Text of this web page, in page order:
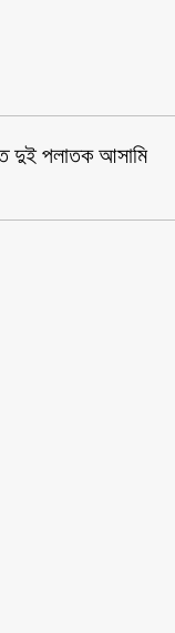
দুই পলাতক আসামি